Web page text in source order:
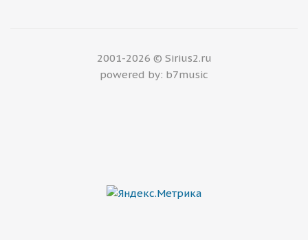
2001-2026 © Sirius2.ru
powered by: b7music